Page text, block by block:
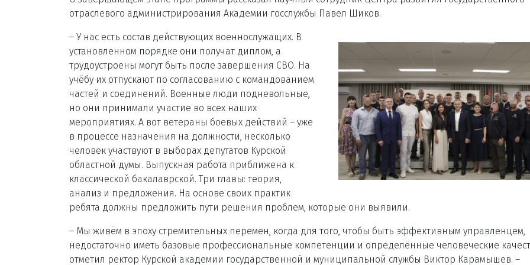
отраслевого администрирования Академии госслужбы Павел Шиков.
– У нас есть состав действующих военнослужащих. В
установленном порядке они получат диплом, а
трудоустроены могут быть после завершения СВО. На
учёбу их отпускают по согласованию с командованием
частей и соединений. Военные люди подневольные,
но они принимали участие во всех наших
мероприятиях. А вот ветераны боевых действий – уже
в процессе назначения на должности, несколько
человек участвуют в выборах депутатов Курской
областной думы. Выпускная работа приближена к
классической бакалаврской. Три главы: теория,
анализ и предложения. На основе своих практик
ребята должны предложить пути решения проблем, которые они выявили.
– Мы живём в эпоху стремительных перемен, когда для того, чтобы быть эффективным управленцем,
недостаточно иметь базовые профессиональные компетенции и определённые человеческие
отметил ректор Курской академии государственной и муниципальной службы Виктор Карамышев. –